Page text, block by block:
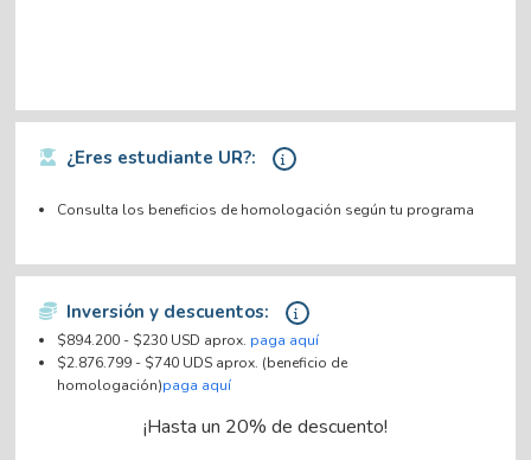
¿Eres estudiante UR?:
Consulta los beneficios de homologación según tu programa
Inversión y descuentos:
$894.200 - $230 USD aprox. paga aquí
$2.876.799 - $740 UDS aprox. (beneficio de
homologación)paga aquí
¡Hasta un 20% de descuento!